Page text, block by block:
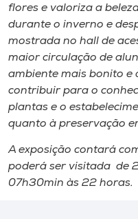
Rádio
Museu
Unoesc
Store
Selecione
flores e valoriza a
durante o inverno e
mostrada no hall de
maior circulação de
ambiente mais bonito e
contribuir para o
plantas e o
quanto à preservação
A exposição contará
poderá ser visitada de
07h30min às 22 horas.